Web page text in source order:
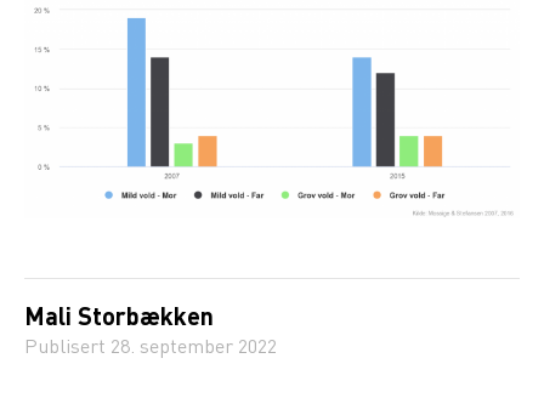
Mali Storbækken
Publisert 28. september 2022